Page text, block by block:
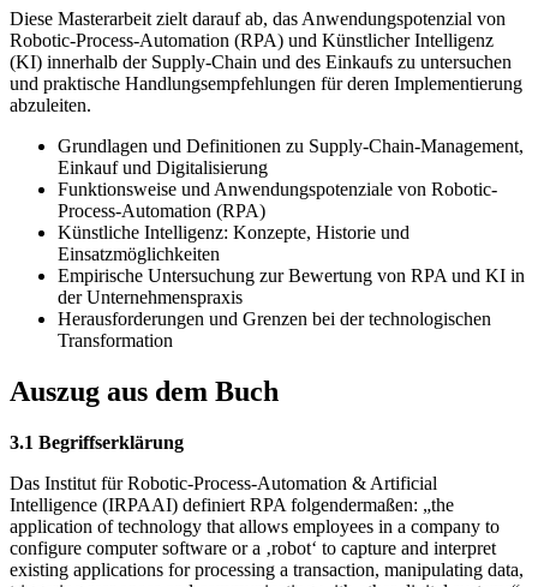
Diese Masterarbeit zielt darauf ab, das Anwendungspotenzial von
Robotic-Process-Automation (RPA) und Künstlicher Intelligenz
(KI) innerhalb der Supply-Chain und des Einkaufs zu untersuchen
und praktische Handlungsempfehlungen für deren Implementierung
abzuleiten.
Grundlagen und Definitionen zu Supply-Chain-Management,
Einkauf und Digitalisierung
Funktionsweise und Anwendungspotenziale von Robotic-
Process-Automation (RPA)
Künstliche Intelligenz: Konzepte, Historie und
Einsatzmöglichkeiten
Empirische Untersuchung zur Bewertung von RPA und KI in
der Unternehmenspraxis
Herausforderungen und Grenzen bei der technologischen
Transformation
Auszug aus dem Buch
3.1 Begriffserklärung
Das Institut für Robotic-Process-Automation & Artificial
Intelligence (IRPAAI) definiert RPA folgendermaßen: „the
application of technology that allows employees in a company to
configure computer software or a ‚robot‘ to capture and interpret
existing applications for processing a transaction, manipulating data,